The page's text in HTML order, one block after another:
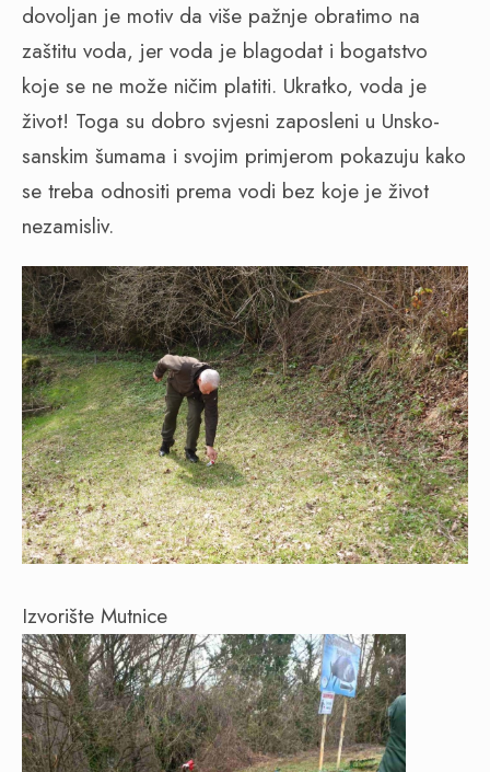
dovoljan je motiv da više pažnje obratimo na
zaštitu voda, jer voda je blagodat i bogatstvo
koje se ne može ničim platiti. Ukratko, voda je
život! Toga su dobro svjesni zaposleni u Unsko-
sanskim šumama i svojim primjerom pokazuju kako
se treba odnositi prema vodi bez koje je život
nezamisliv.
Izvorište Mutnice